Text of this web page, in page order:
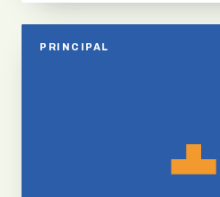
PRINCIPAL